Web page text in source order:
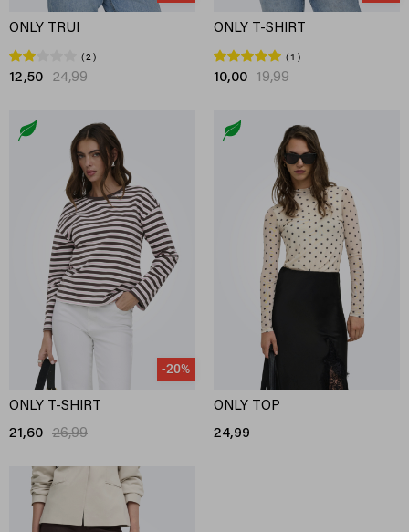
ONLY TRUI
2
12,50 24,99
ONLY T-SHIRT
1
10,00 19,99
-20%
ONLY T-SHIRT
21,60 26,99
ONLY TOP
24,99